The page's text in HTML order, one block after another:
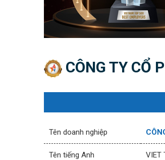
CÔNG TY CỔ
Tên doanh nghiệp
Tên tiếng Anh VIET